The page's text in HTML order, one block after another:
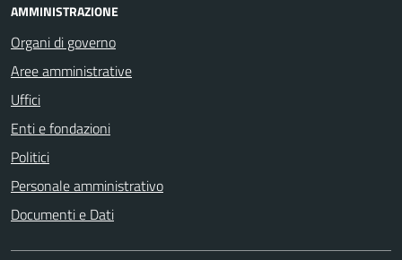
AMMINISTRAZIONE
Organi di governo
Aree amministrative
Uffici
Enti e fondazioni
Politici
Personale amministrativo
Documenti e Dati